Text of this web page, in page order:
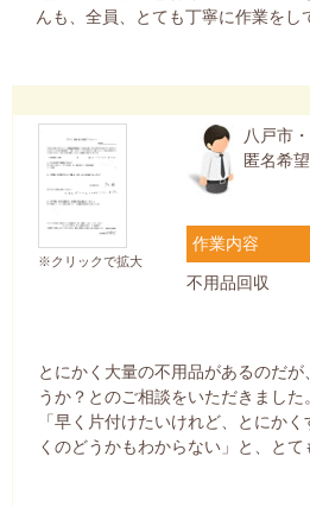
んも、全員、とても丁寧に作業をし
※クリックで拡大
八戸市
匿名希望
作業内容
不用品回収
とにかく大量の不用品があるのだ
うか？とのご相談をいただきました。
「早く片付けたいけれど、とにか
くのどうかもわからない」と、とて